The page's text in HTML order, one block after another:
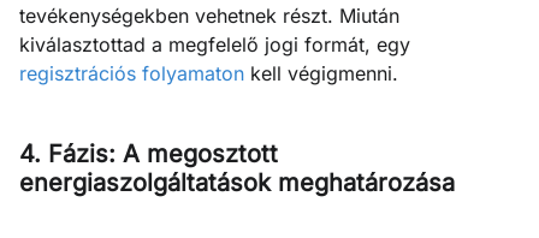
tevékenységekben vehetnek részt. Miután
kiválasztottad a megfelelő jogi formát, egy
regisztrációs folyamaton kell végigmenni.
4. Fázis: A megosztott
energiaszolgáltatások meghatározása